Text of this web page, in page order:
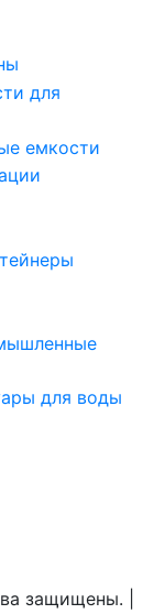
для
емкости
для воды
защищены. |